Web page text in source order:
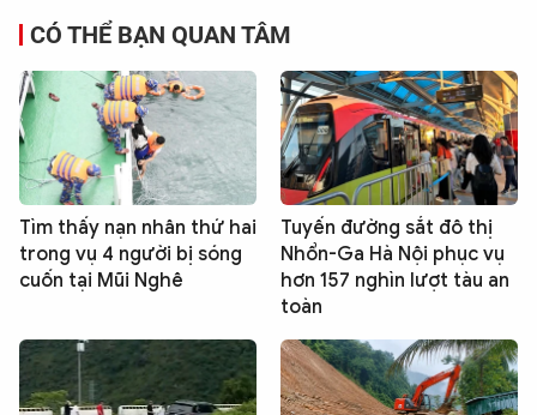
CÓ THỂ BẠN QUAN TÂM
Tìm thấy nạn nhân thứ hai
trong vụ 4 người bị sóng
cuốn tại Mũi Nghê
Tuyến đường sắt đô thị
Nhổn-Ga Hà Nội phục vụ
hơn 157 nghìn lượt tàu an
toàn